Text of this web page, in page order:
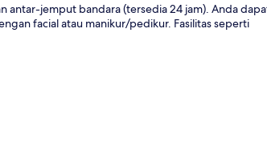
antar-jemput bandara (tersedia 24 jam). Anda
facial atau manikur/pedikur. Fasilitas seperti